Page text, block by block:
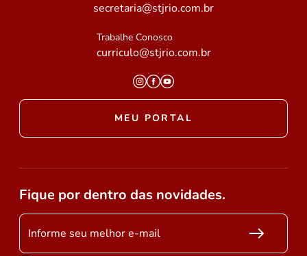
secretaria@stjrio.com.br
Trabalhe Conosco
curriculo@stjrio.com.br
MEU PORTAL
Fique por dentro das novidades.